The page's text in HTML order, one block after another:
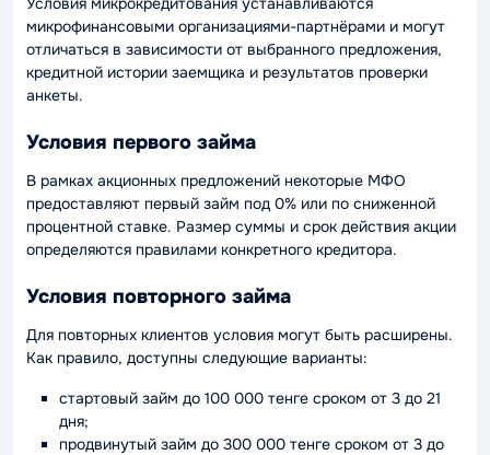
микрофинансовыми организациями-партнёрами и могут
отличаться в зависимости от выбранного предложения,
кредитной истории заемщика и результатов проверки
анкеты.
Условия первого займа
В рамках акционных предложений некоторые МФО
предоставляют первый займ под 0% или по сниженной
процентной ставке. Размер суммы и срок действия акции
определяются правилами конкретного кредитора.
Условия повторного займа
Для повторных клиентов условия могут быть расширены.
Как правило, доступны следующие варианты:
стартовый займ до 100 000 тенге сроком от 3 до 21
дня;
продвинутый займ до 300 000 тенге сроком от 3 до